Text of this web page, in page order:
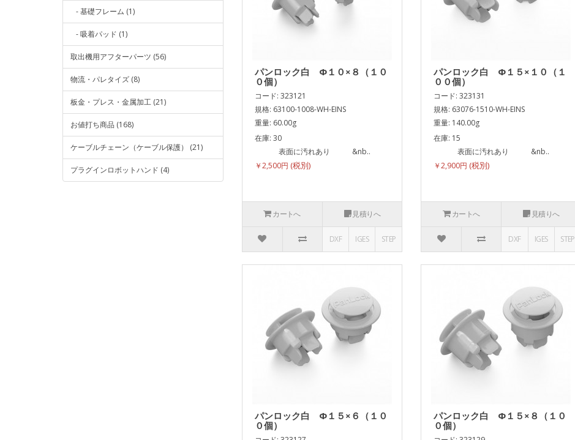
- 基礎フレーム (1)
- 吸着パッド (1)
取出機用アフターパーツ (56)
物流・パレタイズ (8)
板金・プレス・金属加工 (21)
お値打ち商品 (168)
ケーブルチェーン（ケーブル保護） (21)
プラグインロボットハンド (4)
パンロック白 Φ１０×８（１０
０個）
コード: 323121
規格: 63100-1008-WH-EINS
重量: 60.00g
在庫: 30
表面に汚れあり &nb..
￥2,500円
カートへ 見積りへ
DXF IGES STEP
パンロック白 Φ１５×１０（１
００個）
コード: 323131
規格: 63076-1510-WH-EINS
重量: 140.00g
在庫: 15
表面に汚れあり &nb..
￥2,900円
カートへ 見積りへ
DXF IGES STEP
パンロック白 Φ１５×６（１０
０個）
パンロック白 Φ１５×８（１０
０個）